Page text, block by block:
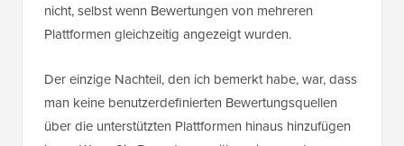
nicht, selbst wenn Bewertungen von mehreren
Plattformen gleichzeitig angezeigt wurden.
Der einzige Nachteil, den ich bemerkt habe, war, dass
man keine benutzerdefinierten Bewertungsquellen
über die unterstützten Plattformen hinaus hinzufügen